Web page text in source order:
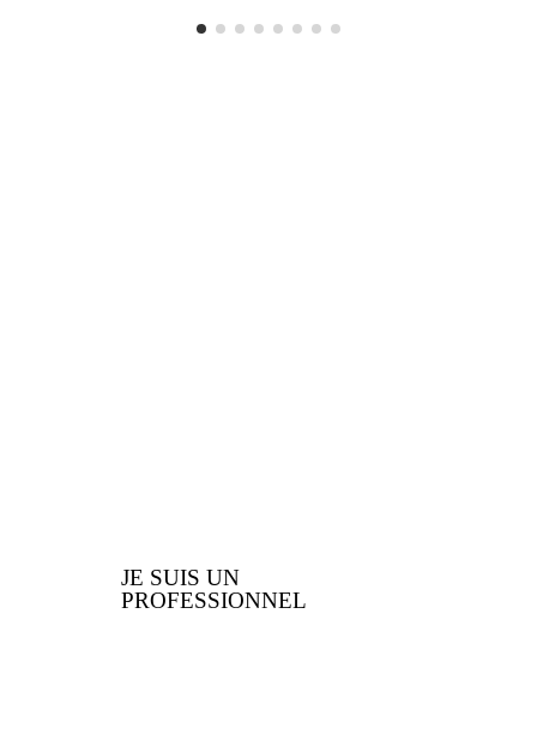
JE SUIS UN
PROFESSIONNEL